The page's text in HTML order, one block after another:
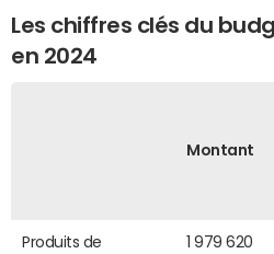
Les chiffres clés du
en 2024
Montant
Produits de
1 979 620